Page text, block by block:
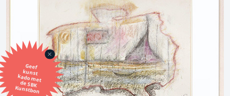
Geef
kunst
kado met
de SBK
Kunstbon